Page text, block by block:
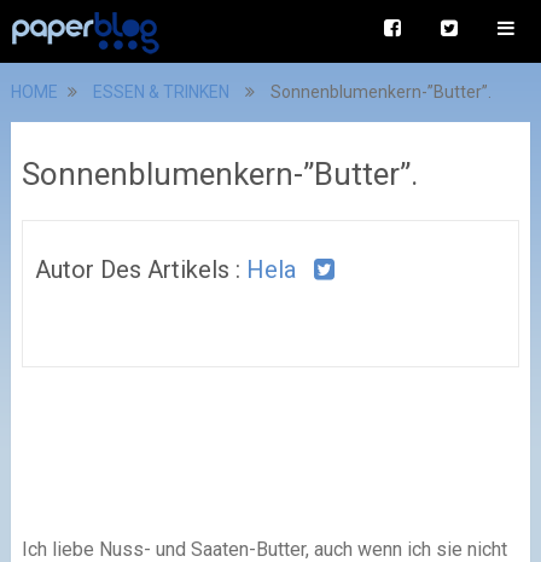
HOME ESSEN & TRINKEN Sonnenblumenkern-”Butter”.
Sonnenblumenkern-”Butter”.
Autor Des Artikels : Hela
Ich liebe Nuss- und Saaten-Butter, auch wenn ich sie nicht